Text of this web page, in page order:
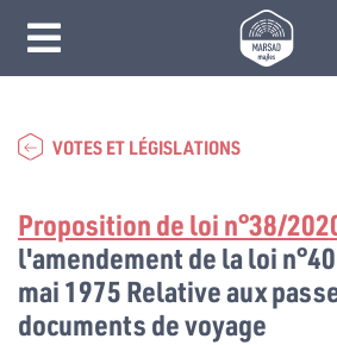
VOTES ET LÉGISLATIONS
Proposition de loi n°38/
l'amendement de la loi
mai 1975 Relative aux
documents de voyage